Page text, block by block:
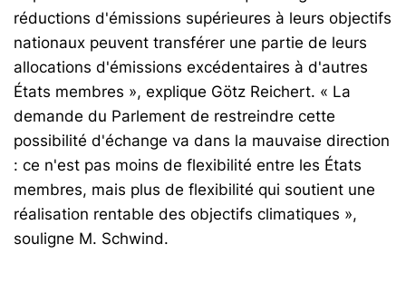
réductions d'émissions supérieures à leurs objectifs
nationaux peuvent transférer une partie de leurs
allocations d'émissions excédentaires à d'autres
États membres », explique Götz Reichert. « La
demande du Parlement de restreindre cette
possibilité d'échange va dans la mauvaise direction
: ce n'est pas moins de flexibilité entre les États
membres, mais plus de flexibilité qui soutient une
réalisation rentable des objectifs climatiques »,
souligne M. Schwind.